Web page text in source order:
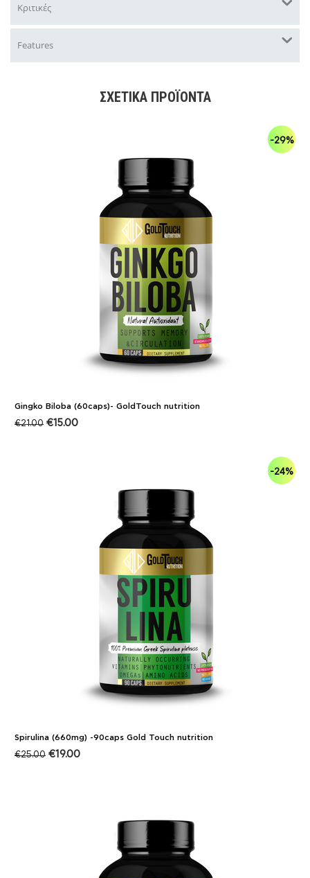
Κριτικές
Features
ΣΧΕΤΙΚΆ ΠΡΟΪΌΝΤΑ
-29%
Gingko Biloba (60caps)- GoldTouch nutrition
€21.00 €15.00
-24%
Spirulina (660mg) -90caps Gold Touch nutrition
€25.00 €19.00